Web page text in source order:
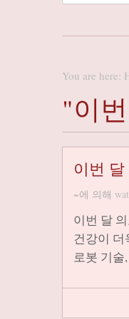
You are here:
"이
이번
~에 의해
이번 달
건강이 더
로봇 기술